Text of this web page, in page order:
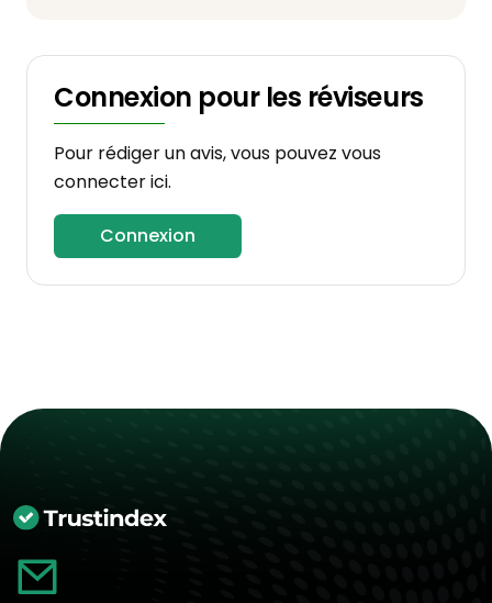
Connexion pour les réviseurs
Pour rédiger un avis, vous pouvez vous
connecter ici.
Connexion